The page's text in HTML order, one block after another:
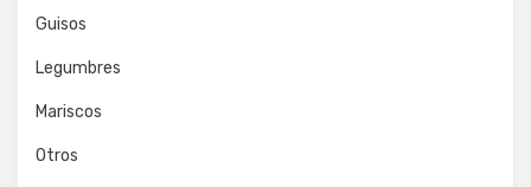
Guisos
Legumbres
Mariscos
Otros